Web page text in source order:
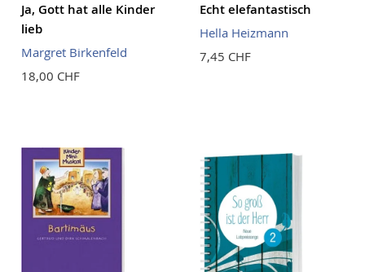
Ja, Gott hat alle Kinder
lieb
Margret Birkenfeld
18,00 CHF
Echt elefantastisch
Hella Heizmann
7,45 CHF